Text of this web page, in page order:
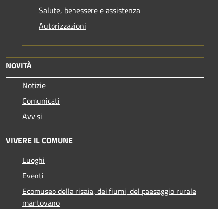
Salute, benessere e assistenza
Autorizzazioni
NOVITÀ
Notizie
Comunicati
Avvisi
VIVERE IL COMUNE
Luoghi
Eventi
Ecomuseo della risaia, dei fiumi, del paesaggio rurale
mantovano